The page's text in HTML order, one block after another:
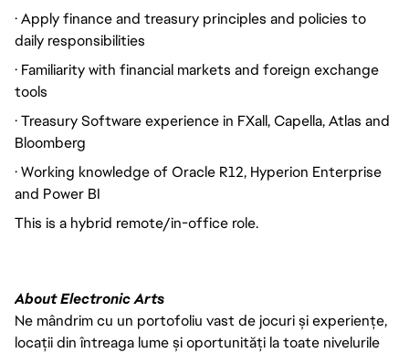
· Apply finance and treasury principles and policies to
daily responsibilities
· Familiarity with financial markets and foreign exchange
tools
· Treasury Software experience in FXall, Capella, Atlas and
Bloomberg
· Working knowledge of Oracle R12, Hyperion Enterprise
and Power BI
This is a hybrid remote/in-office role.
About Electronic Arts
Ne mândrim cu un portofoliu vast de jocuri și experiențe,
locații din întreaga lume și oportunități la toate nivelurile